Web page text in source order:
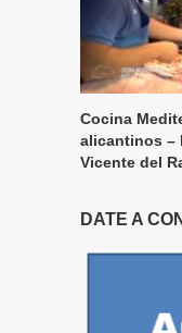
Cocina
alicantinos –
Vicente del
DATE A